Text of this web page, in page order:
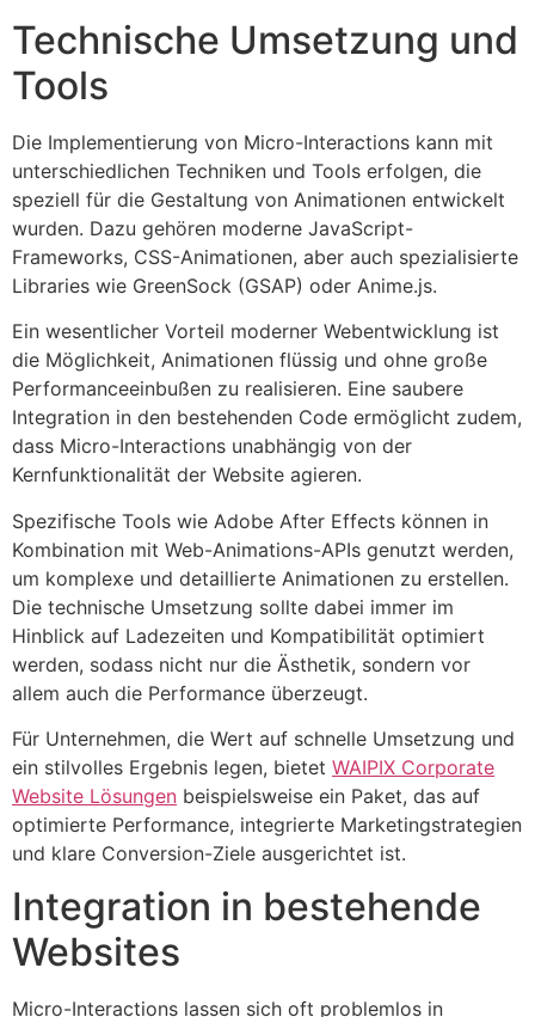
Technische Umsetzung und
Tools
Die Implementierung von Micro-Interactions kann mit
unterschiedlichen Techniken und Tools erfolgen, die
speziell für die Gestaltung von Animationen entwickelt
wurden. Dazu gehören moderne JavaScript-
Frameworks, CSS-Animationen, aber auch spezialisierte
Libraries wie GreenSock (GSAP) oder Anime.js.
Ein wesentlicher Vorteil moderner Webentwicklung ist
die Möglichkeit, Animationen flüssig und ohne große
Performanceeinbußen zu realisieren. Eine saubere
Integration in den bestehenden Code ermöglicht zudem,
dass Micro-Interactions unabhängig von der
Kernfunktionalität der Website agieren.
Spezifische Tools wie Adobe After Effects können in
Kombination mit Web-Animations-APIs genutzt werden,
um komplexe und detaillierte Animationen zu erstellen.
Die technische Umsetzung sollte dabei immer im
Hinblick auf Ladezeiten und Kompatibilität optimiert
werden, sodass nicht nur die Ästhetik, sondern vor
allem auch die Performance überzeugt.
Für Unternehmen, die Wert auf schnelle Umsetzung und
ein stilvolles Ergebnis legen, bietet WAIPIX Corporate
Website Lösungen beispielsweise ein Paket, das auf
optimierte Performance, integrierte Marketingstrategien
und klare Conversion-Ziele ausgerichtet ist.
Integration in bestehende
Websites
Micro-Interactions lassen sich oft problemlos in